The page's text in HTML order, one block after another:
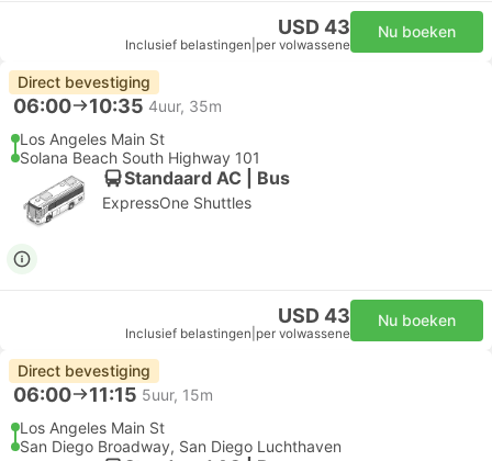
USD 43
Inclusief belastingen per volwassene
Nu boeken
Direct bevestiging
06:00 10:35 4uur, 35m
Los Angeles Main St
Solana Beach South Highway 101
Standaard AC | Bus
ExpressOne Shuttles
USD 43
Inclusief belastingen per volwassene
Nu boeken
Direct bevestiging
06:00 11:15 5uur, 15m
Los Angeles Main St
San Diego Broadway, San Diego Luchthaven